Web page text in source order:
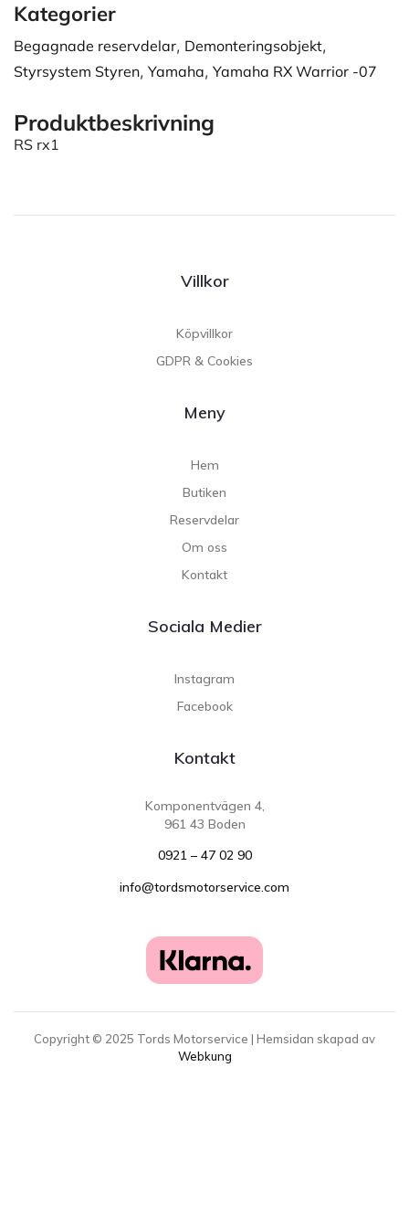
Kategorier
Begagnade reservdelar, Demonteringsobjekt,
Styrsystem Styren, Yamaha, Yamaha RX Warrior -07
Produktbeskrivning
RS rx1
Villkor
Köpvillkor
GDPR & Cookies
Meny
Hem
Butiken
Reservdelar
Om oss
Kontakt
Sociala Medier
Instagram
Facebook
Kontakt
Komponentvägen 4,
961 43 Boden
0921 – 47 02 90
info@tordsmotorservice.com
Copyright © 2025 Tords Motorservice | Hemsidan skapad av
Webkung